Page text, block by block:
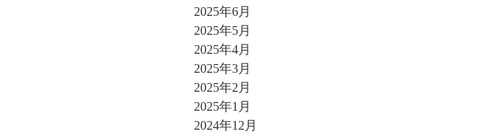
2025年6月
2025年5月
2025年4月
2025年3月
2025年2月
2025年1月
2024年12月